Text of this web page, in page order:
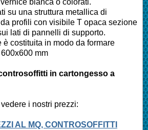
su una struttura metallica di
profili con visibile T opaca sezione
lati di pannelli di supporto.
è costituita in modo da formare
mm
in cartongesso a
i nostri prezzi:
AL MQ, CONTROSOFFITTI